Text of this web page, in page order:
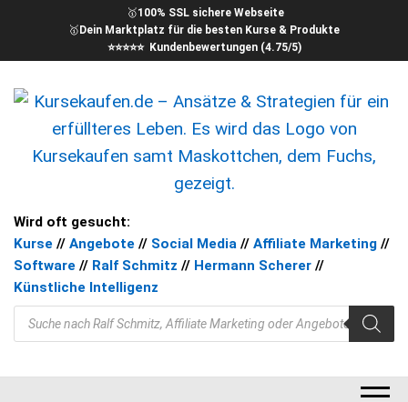
🥇100% SSL sichere Webseite
🥇 Dein Marktplatz für die besten Kurse & Produkte
⭐⭐⭐⭐⭐ Kundenbewertungen (4.75/5)
kursekaufen – Kurse für Dein
Ziel
erfüllteres Leben
Wird oft gesucht:
Kurse // Angebote // Social Media // Affiliate Marketing //
Software // Ralf Schmitz // Hermann Scherer //
Künstliche Intelligenz
Products search